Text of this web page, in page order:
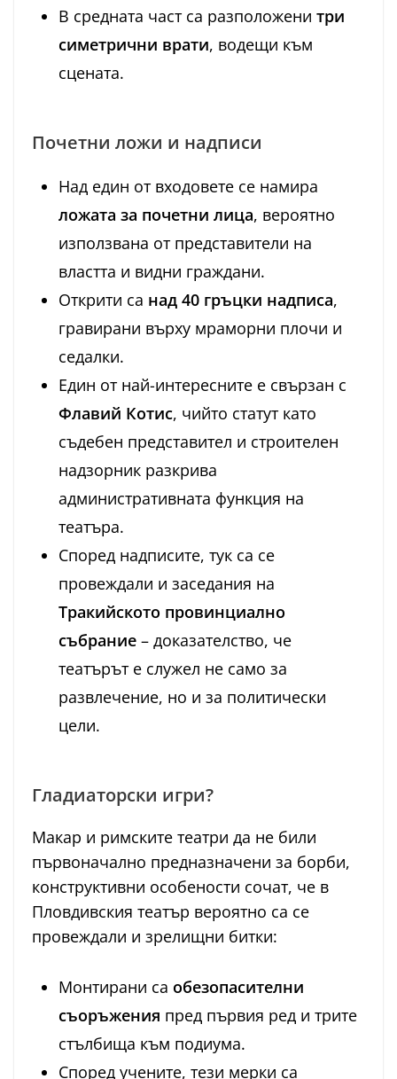
В средната част са разположени три
симетрични врати, водещи към
сцената.
Почетни ложи и надписи
Над един от входовете се намира
ложата за почетни лица, вероятно
използвана от представители на
властта и видни граждани.
Открити са над 40 гръцки надписа,
гравирани върху мраморни плочи и
седалки.
Един от най-интересните е свързан с
Флавий Котис, чийто статут като
съдебен представител и строителен
надзорник разкрива
административната функция на
театъра.
Според надписите, тук са се
провеждали и заседания на
Тракийското провинциално
събрание – доказателство, че
театърът е служел не само за
развлечение, но и за политически
цели.
Гладиаторски игри?
Макар и римските театри да не били
първоначално предназначени за борби,
конструктивни особености сочат, че в
Пловдивския театър вероятно са се
провеждали и зрелищни битки:
Монтирани са обезопасителни
съоръжения пред първия ред и трите
стълбища към подиума.
Според учените, тези мерки са